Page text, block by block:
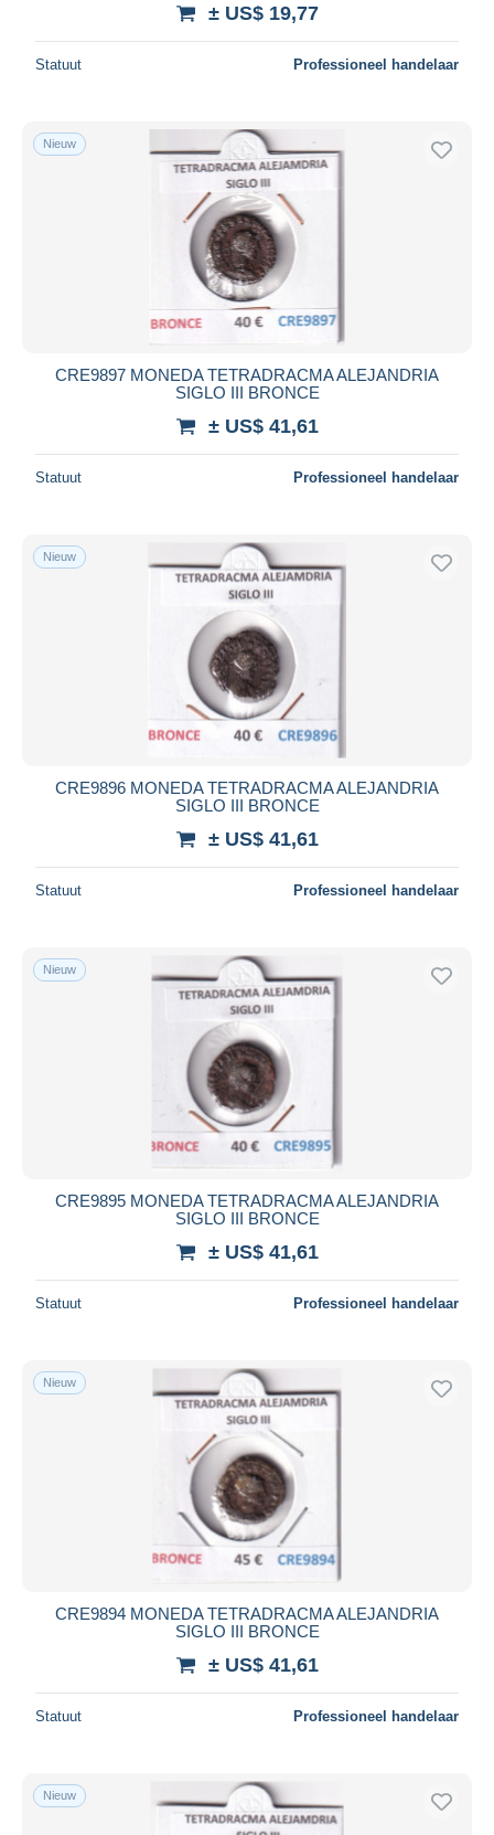
± US$ 19,77
Statuut Professioneel handelaar
Nieuw
CRE9897 MONEDA TETRADRACMA ALEJANDRIA
SIGLO III BRONCE
± US$ 41,61
Statuut Professioneel handelaar
Nieuw
CRE9896 MONEDA TETRADRACMA ALEJANDRIA
SIGLO III BRONCE
± US$ 41,61
Statuut Professioneel handelaar
Nieuw
CRE9895 MONEDA TETRADRACMA ALEJANDRIA
SIGLO III BRONCE
± US$ 41,61
Statuut Professioneel handelaar
Nieuw
CRE9894 MONEDA TETRADRACMA ALEJANDRIA
SIGLO III BRONCE
± US$ 41,61
Statuut Professioneel handelaar
Nieuw